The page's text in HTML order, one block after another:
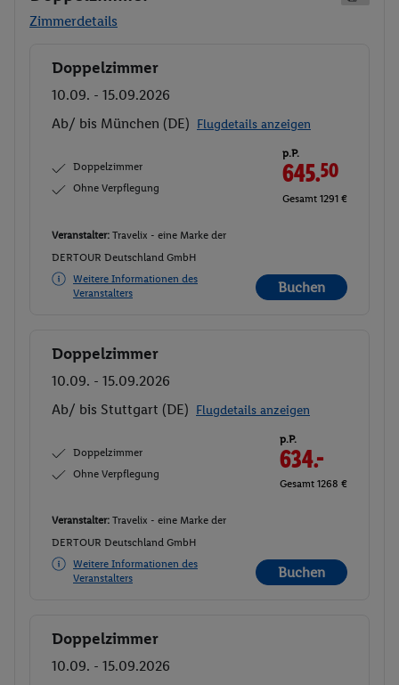
Zimmerdetails
Buchen
Doppelzimmer
10.09. - 15.09.2026
Ab/ bis München (DE) Flugdetails anzeigen
Doppelzimmer
Ohne Verpflegung
p.P.
645.50
Gesamt 1291 €
Veranstalter: Travelix - eine Marke der
DERTOUR Deutschland GmbH
Weitere Informationen des
Veranstalters
Buchen
Buchen
Doppelzimmer
10.09. - 15.09.2026
Ab/ bis Stuttgart (DE) Flugdetails anzeigen
Doppelzimmer
Ohne Verpflegung
p.P.
634.-
Gesamt 1268 €
Veranstalter: Travelix - eine Marke der
DERTOUR Deutschland GmbH
Weitere Informationen des
Veranstalters
Buchen
Buchen
Doppelzimmer
10.09. - 15.09.2026